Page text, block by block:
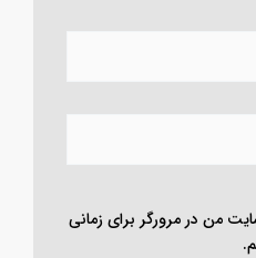
من در مرورگر برای زمانی